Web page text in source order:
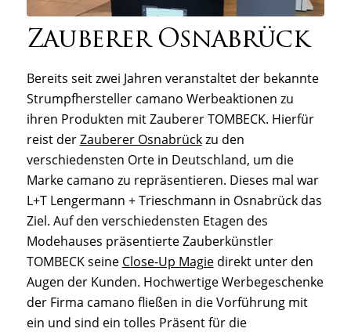
Zauberer Osnabrück
Bereits seit zwei Jahren veranstaltet der bekannte
Strumpfhersteller camano Werbeaktionen zu
ihren Produkten mit Zauberer TOMBECK. Hierfür
reist derZauberer Osnabrückzu den
verschiedensten Orte in Deutschland, um die
Marke camano zu repräsentieren. Dieses mal war
L+T Lengermann + Trieschmann in Osnabrück das
Ziel. Auf den verschiedensten Etagen des
Modehauses präsentierte Zauberkünstler
TOMBECK seine Close-Up Magiedirekt unter den
Augen der Kunden. Hochwertige Werbegeschenke
der Firma camano fließen in die Vorführung mit
ein und sind ein tolles Präsent für die